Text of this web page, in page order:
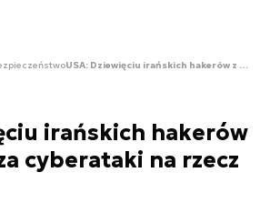
USA: Dziewięciu irańskich hakerów z zarzutami za cyberataki na rzecz Teheranu
irańskich hakerów
cyberataki na rzecz